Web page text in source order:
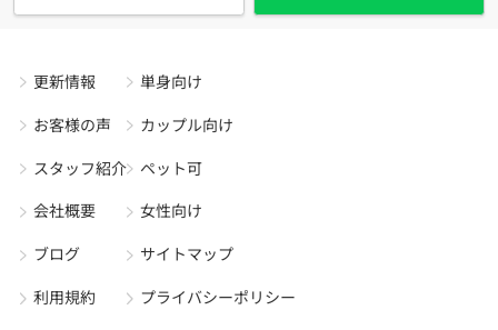
更新情報
お客様の声
スタッフ紹介
会社概要
ブログ
利用規約
単身向け
カップル向け
ペット可
女性向け
サイトマップ
プライバシーポリシー